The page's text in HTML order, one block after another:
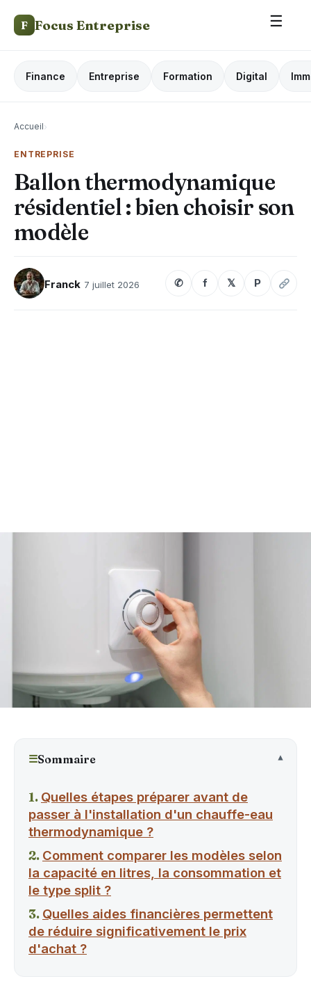
F Focus Entreprise ☰
Finance Entreprise Formation Digital
Accueil›
ENTREPRISE
Ballon thermodynamique
résidentiel : bien choisir son
modèle
Franck 7 juillet 2026 ✆ f 𝕏 P
☰Sommaire
Quelles étapes préparer avant de
passer à l'installation d'un chauffe-eau
thermodynamique ?
Comment comparer les modèles selon
la capacité en litres, la consommation et
le type split ?
Quelles aides financières permettent
de réduire significativement le prix
d'achat ?